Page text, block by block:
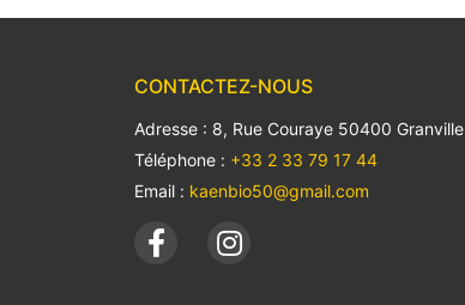
CONTACTEZ-NOUS
Adresse : 8, Rue Couraye 50400 Granville
Téléphone : +33 2 33 79 17 44
Email : kaenbio50@gmail.com